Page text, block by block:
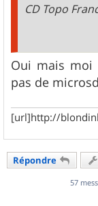
CD Topo
Oui mais
pas de
[url]http://
Répondre
57